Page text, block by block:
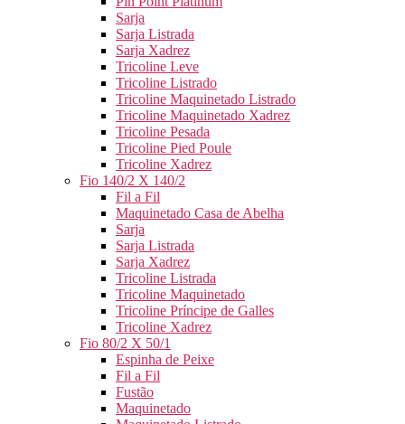
Sarja
Sarja Listrada
Sarja Xadrez
Tricoline Leve
Tricoline Listrado
Tricoline Maquinetado Listrado
Tricoline Maquinetado Xadrez
Tricoline Pesada
Tricoline Pied Poule
Tricoline Xadrez
Fio 140/2 X 140/2
Fil a Fil
Maquinetado Casa de Abelha
Sarja
Sarja Listrada
Sarja Xadrez
Tricoline Listrada
Tricoline Maquinetado
Tricoline Príncipe de Galles
Tricoline Xadrez
Fio 80/2 X 50/1
Espinha de Peixe
Fil a Fil
Fustão
Maquinetado